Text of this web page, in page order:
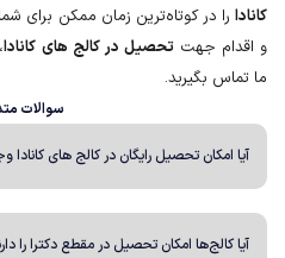
کانادا را در کوتاه‌ترین زمان ممکن برای
و اقدام جهت تحصیل در کالج های کانادا
ما تماس بگیرید.
سوالات
آیا امکان تحصیل رایگان در کالج های کانادا
آیا کالج‌ها امکان تحصیل در مقطع دکترا را